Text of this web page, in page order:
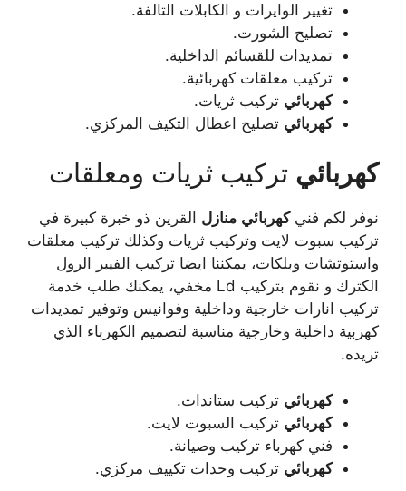
تغيير الوايرات و الكابلات التالفة.
تصليح الشورت.
تمديدات للقسائم الداخلية.
تركيب معلقات كهربائية.
كهربائي تركيب ثريات.
كهربائي تصليح اعطال التكيف المركزي.
كهربائي تركيب ثريات ومعلقات
نوفر لكم فنيكهربائي منازل القرين ذو خبرة كبيرة في
تركيب سبوت لايت وتركيب ثريات وكذلك تركيب معلقات
واستوتشات وبلكات، يمكننا ايضا تركيب الفيبر الرول
الكترك و نقوم بتركيب Ld مخفي، يمكنك طلب خدمة
تركيب انارات خارجية وداخلية وفوانيس وتوفير تمديدات
كهربية داخلية وخارجية مناسبة لتصميم الكهرباء الذي
تريده.
كهربائي تركيب ستاندات.
كهربائي تركيب السبوت لايت.
فني كهرباء تركيب وصيانة.
كهربائي تركيب وحدات تكييف مركزي.